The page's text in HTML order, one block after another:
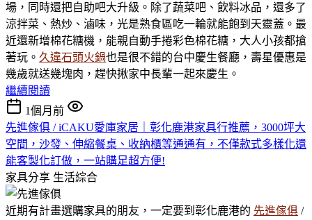
場，同時還把自助吧大升級。除了蔬菜吧、飲料冰品，還多了
涼拌菜、熱炒、滷味，光是熟食區吃一輪就能飽到天靈蓋。最
近還新增棉花糖機，能親自動手捲彩色棉花糖，大人小孩都搶
著玩。 久違石頭火鍋也是很不錯的台中慶生餐廳，壽星優惠是
幾歲就送幾塊肉，趕快揪家中長輩一起來慶生。
繼續閱讀
1個月前
先進傢俱 / iCAKU愛庫家居｜彰化鹿港家具行推薦，3000坪大
空間，沙發、伸縮餐桌、收納櫃等通通有，不僅款式多樣化還
能客製化訂做，一站購足超方便!
家具分享 生活綜合
近期有計畫選購家具的朋友，一定要到彰化鹿港的 先進傢俱 /